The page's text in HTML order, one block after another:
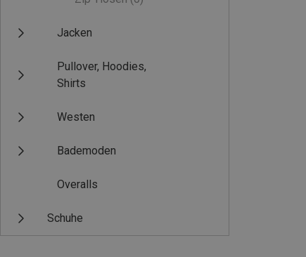
Jacken
Pullover, Hoodies,
Shirts
Westen
Bademoden
Overalls
Schuhe